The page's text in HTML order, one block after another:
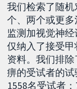
我们检索了随
个、两个或更
监测加视觉神
仅纳入了接受
资料。我们排
痹的受试者的
1558名受试者